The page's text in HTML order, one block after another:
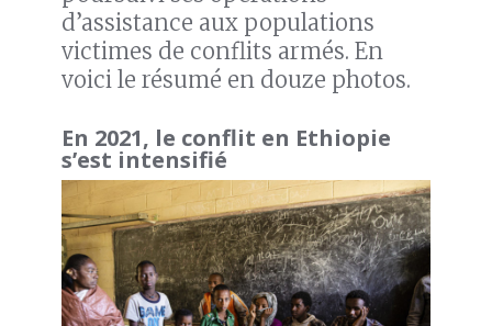
d’assistance aux populations
victimes de conflits armés. En
voici le résumé en douze photos.
En 2021, le conflit en Ethiopie
s’est intensifié